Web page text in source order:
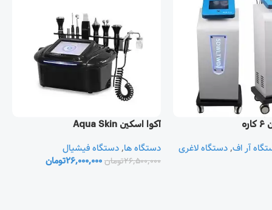
آر اف,دستگاه لاغری
آکوا اسکین Aqua Skin
دستگاه ها,دستگاه فیشیال
26,500,000تومان26,000,000تومان